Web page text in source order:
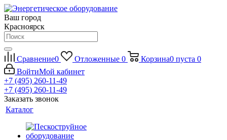
Ваш город
Красноярск
Сравнение0 Отложенные 0 Корзина0 пуста 0
ВойтиМой кабинет
+7 (495) 260-11-49
+7 (495) 260-11-49
Заказать звонок
Каталог